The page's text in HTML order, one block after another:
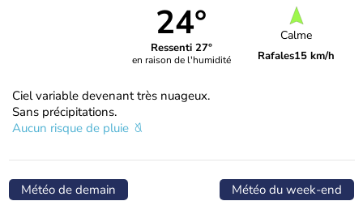
24°
Ressenti 27°
en raison de l'humidité
Calme
Rafales15 km/h
Ciel variable devenant très nuageux.
Sans précipitations.
Aucun risque de pluie
Météo de demain Météo du week-end